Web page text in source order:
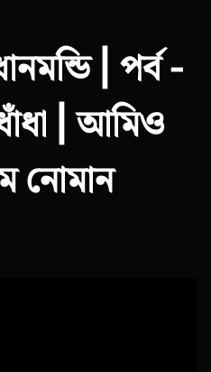
| পর্ব -
| আমিও
নোমান